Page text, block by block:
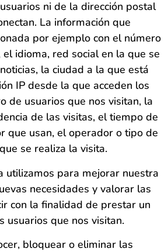
ni de la dirección postal
La información que
por ejemplo con el número
idioma, red social en la que se
la ciudad a la que está
IP desde la que acceden los
de usuarios que nos visitan, la
de las visitas, el tiempo de
que usan, el operador o tipo de
se realiza la visita.
utilizamos para mejorar nuestra
necesidades y valorar las
con la finalidad de prestar un
usuarios que nos visitan.
bloquear o eliminar las